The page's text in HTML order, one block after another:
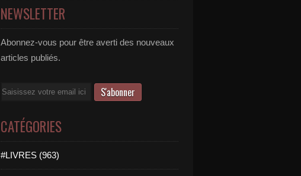
NEWSLETTER
Abonnez-vous pour être averti des nouveaux
articles publiés.
Email
CATÉGORIES
#LIVRES (963)